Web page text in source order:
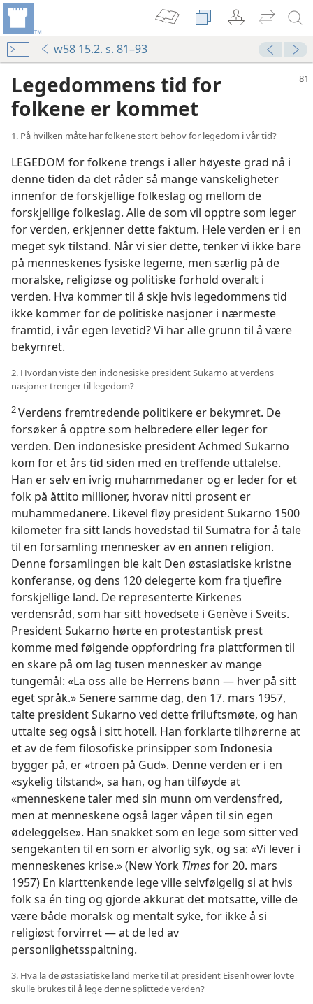
w58 15.2. s. 81–93
Legedommens tid for
folkene er kommet
1. På hvilken måte har folkene stort behov for legedom i vår tid?
LEGEDOM for folkene trengs i aller høyeste grad nå i
denne tiden da det råder så mange vanskeligheter
innenfor de forskjellige folkeslag og mellom de
forskjellige folkeslag. Alle de som vil opptre som leger
for verden, erkjenner dette faktum. Hele verden er i en
meget syk tilstand. Når vi sier dette, tenker vi ikke bare
på menneskenes fysiske legeme, men særlig på de
moralske, religiøse og politiske forhold overalt i
verden. Hva kommer til å skje hvis legedommens tid
ikke kommer for de politiske nasjoner i nærmeste
framtid, i vår egen levetid? Vi har alle grunn til å være
bekymret.
2. Hvordan viste den indonesiske president Sukarno at verdens
nasjoner trenger til legedom?
2Verdens fremtredende politikere er bekymret. De
forsøker å opptre som helbredere eller leger for
verden. Den indonesiske president Achmed Sukarno
kom for et års tid siden med en treffende uttalelse.
Han er selv en ivrig muhammedaner og er leder for et
folk på åttito millioner, hvorav nitti prosent er
muhammedanere. Likevel fløy president Sukarno 1500
kilometer fra sitt lands hovedstad til Sumatra for å tale
til en forsamling mennesker av en annen religion.
Denne forsamlingen ble kalt Den østasiatiske kristne
konferanse, og dens 120 delegerte kom fra tjuefire
forskjellige land. De representerte Kirkenes
verdensråd, som har sitt hovedsete i Genève i Sveits.
President Sukarno hørte en protestantisk prest
komme med følgende oppfordring fra plattformen til
en skare på om lag tusen mennesker av mange
tungemål: «La oss alle be Herrens bønn — hver på sitt
eget språk.» Senere samme dag, den 17. mars 1957,
talte president Sukarno ved dette friluftsmøte, og han
uttalte seg også i sitt hotell. Han forklarte tilhørerne at
et av de fem filosofiske prinsipper som Indonesia
bygger på, er «troen på Gud». Denne verden er i en
«sykelig tilstand», sa han, og han tilføyde at
«menneskene taler med sin munn om verdensfred,
men at menneskene også lager våpen til sin egen
ødeleggelse». Han snakket som en lege som sitter ved
sengekanten til en som er alvorlig syk, og sa: «Vi lever i
menneskenes krise.» (New York Timesfor 20. mars
1957) En klarttenkende lege ville selvfølgelig si at hvis
folk sa én ting og gjorde akkurat det motsatte, ville de
være både moralsk og mentalt syke, for ikke å si
religiøst forvirret — at de led av
personlighetsspaltning.
3. Hva la de østasiatiske land merke til at president Eisenhower lovte
skulle brukes til å lege denne splittede verden?